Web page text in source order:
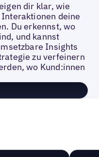
dir klar, wie
deine
Du erkennst, wo
und kannst
Insights
zu verfeinern
wo Kund:innen